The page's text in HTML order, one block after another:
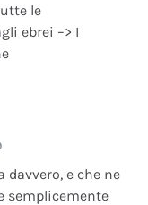
le
ebrei –> I
davvero, e che ne
semplicemente